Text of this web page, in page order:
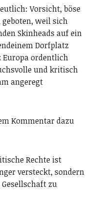
Vorsicht, böse
geboten, weil sich
Skinheads auf ein
Dorfplatz
ordentlich
und kritisch
angeregt
Kommentar dazu
Rechte ist
versteckt, sondern
zu